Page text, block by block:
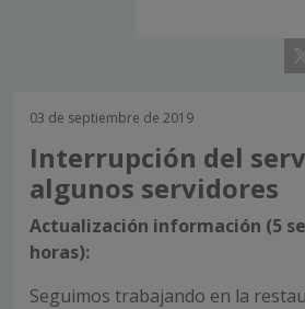
03 de septiembre de 2019
Interrupción del
algunos servidores
Actualización información (5
horas):
Seguimos trabajando en la